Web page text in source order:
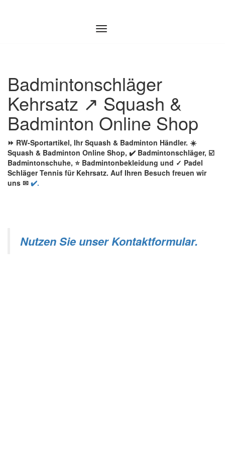
Badmintonschläger
Kehrsatz ↗️ Squash &
Badminton Online Shop
⏩ RW-Sportartikel, Ihr Squash & Badminton Händler. ☀️
Squash & Badminton Online Shop, ✔️ Badmintonschläger, ☑️
Badmintonschuhe, ⭐ Badmintonbekleidung und ✓ Padel
Schläger Tennis für Kehrsatz. Auf Ihren Besuch freuen wir
uns ✉ ✔️.
Nutzen Sie unser Kontaktformular.